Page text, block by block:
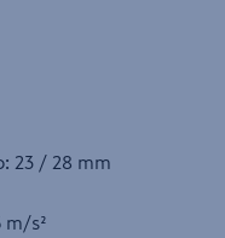
23 / 28 mm
m/s²